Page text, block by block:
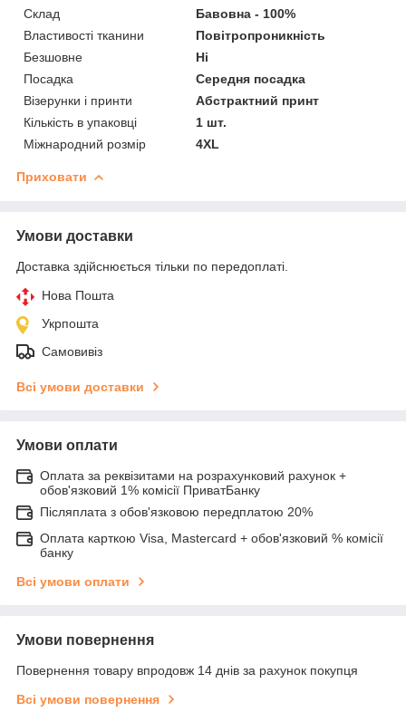
Склад
Бавовна - 100%
Властивості тканини
Повітропроникність
Безшовне
Ні
Посадка
Середня посадка
Візерунки і принти
Абстрактний принт
Кількість в упаковці
1 шт.
Міжнародний розмір
4XL
Приховати
Умови доставки
Доставка здійснюється тільки по передоплаті.
Нова Пошта
Укрпошта
Самовивіз
Всі умови доставки
Умови оплати
Оплата за реквізитами на розрахунковий рахунок +
обов'язковий 1% комісії ПриватБанку
Післяплата з обов'язковою передплатою 20%
Оплата карткою Visa, Mastercard + обов'язковий % комісії
банку
Всі умови оплати
Умови повернення
Повернення товару впродовж 14 днів за рахунок покупця
Всі умови повернення